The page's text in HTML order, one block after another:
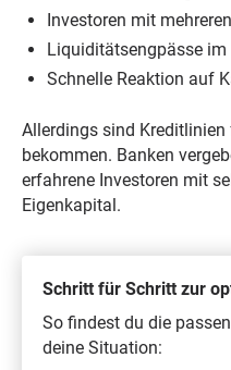
Investoren mit
Liquiditätsengpässe
Schnelle Reaktion auf
Allerdings sind
bekommen. Banken
erfahrene Investoren mit
Eigenkapital.
Schritt für Schritt zur
So findest du die
deine Situation: